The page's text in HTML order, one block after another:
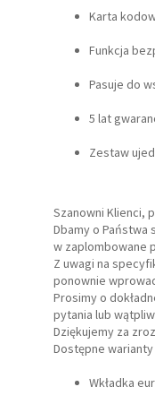
Karta
Funkcja
Pasuje do
5 lat
Zestaw
Szanowni Klienci,
Dbamy o
w zaplombowane
Z uwagi na
ponownie
Prosimy o
pytania lub
Dziękujemy za
Dostępne warianty
Wkładka